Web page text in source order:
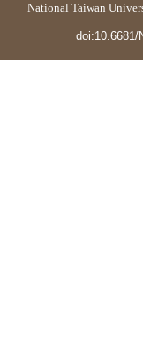
National Taiwan
doi:10.6681/